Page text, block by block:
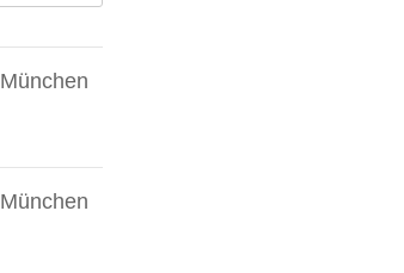
München
München